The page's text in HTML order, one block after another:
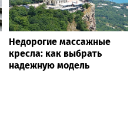
Недорогие массажные
кресла: как выбрать
надежную модель